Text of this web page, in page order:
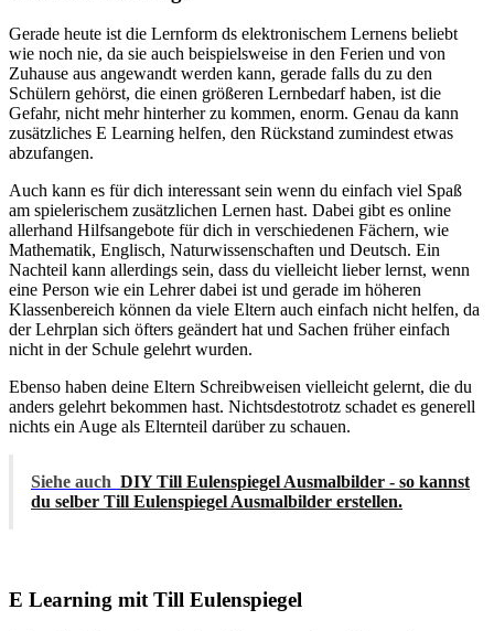
Gerade heute ist die Lernform ds elektronischem Lernens beliebt
wie noch nie, da sie auch beispielsweise in den Ferien und von
Zuhause aus angewandt werden kann, gerade falls du zu den
Schülern gehörst, die einen größeren Lernbedarf haben, ist die
Gefahr, nicht mehr hinterher zu kommen, enorm. Genau da kann
zusätzliches E Learning helfen, den Rückstand zumindest etwas
abzufangen.
Auch kann es für dich interessant sein wenn du einfach viel Spaß
am spielerischem zusätzlichen Lernen hast. Dabei gibt es online
allerhand Hilfsangebote für dich in verschiedenen Fächern, wie
Mathematik, Englisch, Naturwissenschaften und Deutsch. Ein
Nachteil kann allerdings sein, dass du vielleicht lieber lernst, wenn
eine Person wie ein Lehrer dabei ist und gerade im höheren
Klassenbereich können da viele Eltern auch einfach nicht helfen, da
der Lehrplan sich öfters geändert hat und Sachen früher einfach
nicht in der Schule gelehrt wurden.
Ebenso haben deine Eltern Schreibweisen vielleicht gelernt, die du
anders gelehrt bekommen hast. Nichtsdestotrotz schadet es generell
nichts ein Auge als Elternteil darüber zu schauen.
Siehe auch DIY Till Eulenspiegel Ausmalbilder - so kannst
du selber Till Eulenspiegel Ausmalbilder erstellen.
E Learning mit Till Eulenspiegel